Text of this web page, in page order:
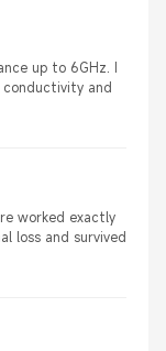
up to 6GHz. I
and
worked exactly
loss and survived